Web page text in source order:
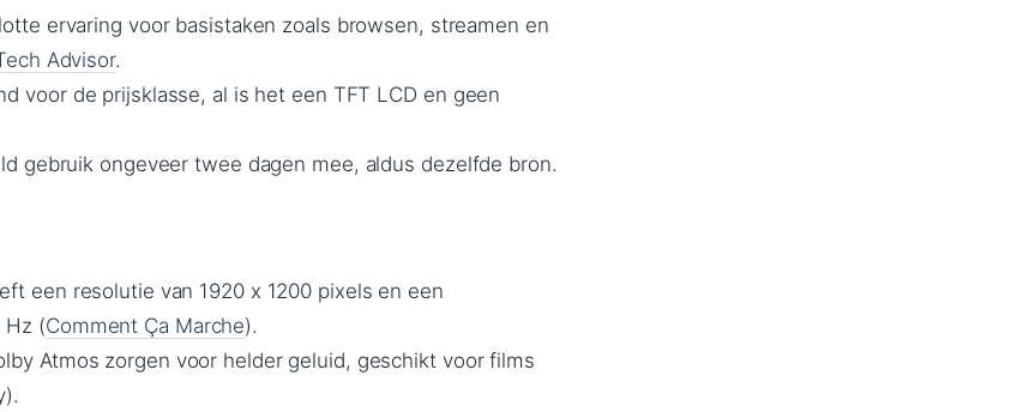
ervaring voor basistaken zoals browsen, streamen en
Advisor.
voor de prijsklasse, al is het een TFT LCD en geen
gebruik ongeveer twee dagen mee, aldus dezelfde bron.
een resolutie van 1920 x 1200 pixels en een
Hz (Comment Ça Marche).
Atmos zorgen voor helder geluid, geschikt voor films